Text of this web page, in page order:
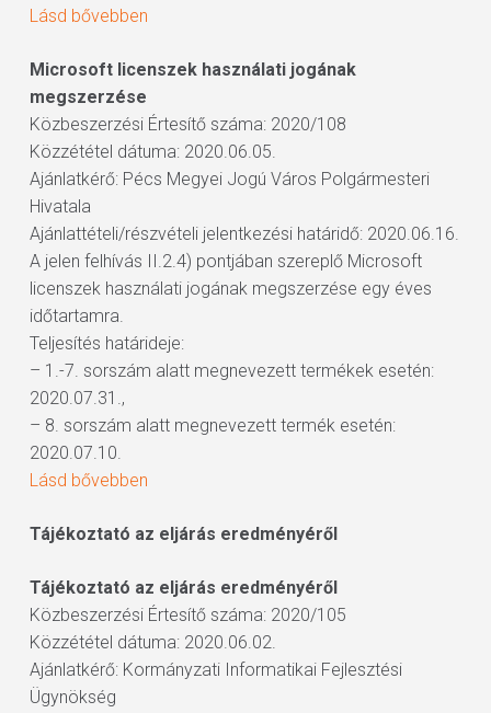
Lásd bővebben
Microsoft licenszek használati jogának
megszerzése
Közbeszerzési Értesítő száma: 2020/108
Közzététel dátuma: 2020.06.05.
Ajánlatkérő: Pécs Megyei Jogú Város Polgármesteri
Hivatala
Ajánlattételi/részvételi jelentkezési határidő: 2020.06.16.
A jelen felhívás II.2.4) pontjában szereplő Microsoft
licenszek használati jogának megszerzése egy éves
időtartamra.
Teljesítés határideje:
– 1.-7. sorszám alatt megnevezett termékek esetén:
2020.07.31.,
– 8. sorszám alatt megnevezett termék esetén:
2020.07.10.
Lásd bővebben
Tájékoztató az eljárás eredményéről
Tájékoztató az eljárás eredményéről
Közbeszerzési Értesítő száma: 2020/105
Közzététel dátuma: 2020.06.02.
Ajánlatkérő: Kormányzati Informatikai Fejlesztési
Ügynökség